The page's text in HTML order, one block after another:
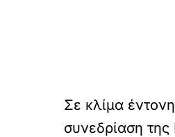
Σε κλίμα
συνεδρίαση της